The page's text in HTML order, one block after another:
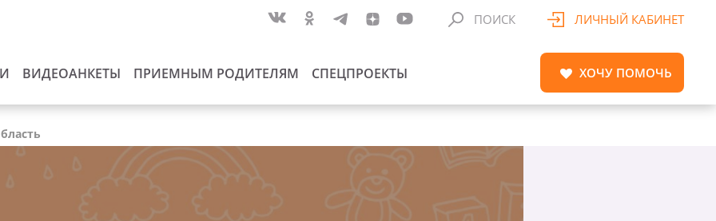
ВИДЕОАНКЕТЫ ПРИЕМНЫМ РОДИТЕЛЯМ СПЕЦПРОЕКТЫ
ПОИСК ЛИЧНЫЙ КАБИНЕТ
ХОЧУ ПОМОЧЬ